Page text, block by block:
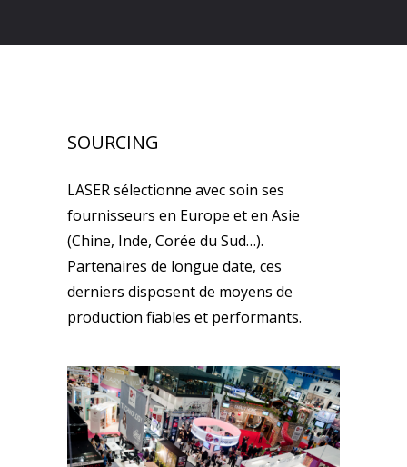
SOURCING
LASER sélectionne avec soin ses
fournisseurs en Europe et en Asie
(Chine, Inde, Corée du Sud…).
Partenaires de longue date, ces
derniers disposent de moyens de
production fiables et performants.